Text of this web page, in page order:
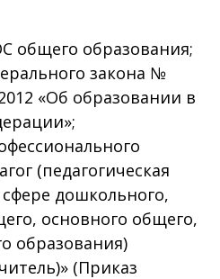
общего образования;
закона №
«Об образовании в
(педагогическая
дошкольного,
основного общего,
образования)
(Приказ